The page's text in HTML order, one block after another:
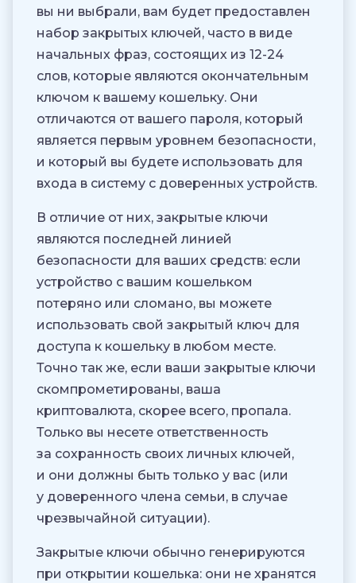
вы ни выбрали, вам будет предоставлен
набор закрытых ключей, часто в виде
начальных фраз, состоящих из 12-24
слов, которые являются окончательным
ключом к вашему кошельку. Они
отличаются от вашего пароля, который
является первым уровнем безопасности,
и который вы будете использовать для
входа в систему с доверенных устройств.
В отличие от них, закрытые ключи
являются последней линией
безопасности для ваших средств: если
устройство с вашим кошельком
потеряно или сломано, вы можете
использовать свой закрытый ключ для
доступа к кошельку в любом месте.
Точно так же, если ваши закрытые ключи
скомпрометированы, ваша
криптовалюта, скорее всего, пропала.
Только вы несете ответственность
за сохранность своих личных ключей,
и они должны быть только у вас (или
у доверенного члена семьи, в случае
чрезвычайной ситуации).
Закрытые ключи обычно генерируются
при открытии кошелька: они не хранятся